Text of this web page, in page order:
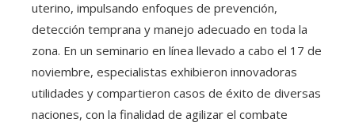
uterino, impulsando enfoques de prevención,
detección temprana y manejo adecuado en toda la
zona. En un seminario en línea llevado a cabo el 17 de
noviembre, especialistas exhibieron innovadoras
utilidades y compartieron casos de éxito de diversas
naciones, con la finalidad de agilizar el combate